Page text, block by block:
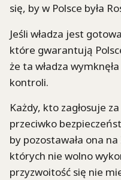
się, by w Polsce była
Jeśli władza jest
które gwarantują
że ta władza
kontroli.
Każdy, kto zagłosuje
przeciwko
by pozostawała ona
których nie wolno
przyzwoitość się nie